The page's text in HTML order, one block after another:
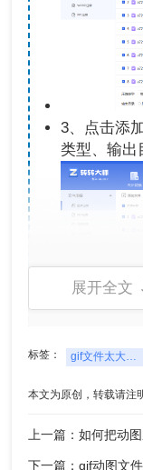
3、点击添
类型、输出
4、压缩完
文件损坏。根据
数，避免过度压
展开全文
标签： gif文件太大怎么变小
本文为原创，转载请注
上一篇：如何把动